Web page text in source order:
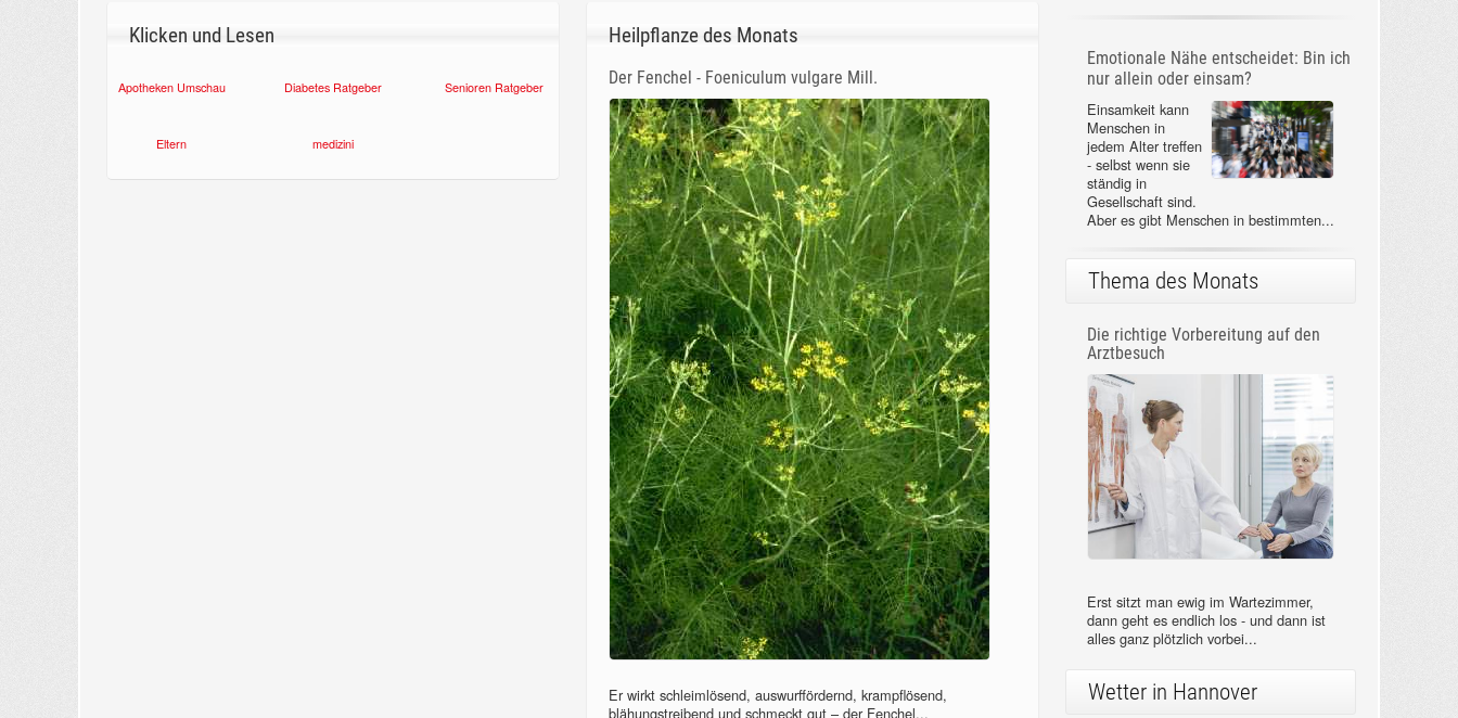
Klicken und Lesen
Apotheken Umschau Diabetes Ratgeber Senioren Ratgeber
Eltern medizini
Heilpflanze des Monats
Der Fenchel - Foeniculum vulgare Mill.
Er wirkt schleimlösend, auswurffördernd, krampflösend,
blähungstreibend und schmeckt gut – der Fenchel...
Emotionale Nähe entscheidet: Bin ich
nur allein oder einsam?
Einsamkeit kann
Menschen in
jedem Alter treffen
- selbst wenn sie
ständig in
Gesellschaft sind.
Aber es gibt Menschen in bestimmten...
Thema des Monats
Die richtige Vorbereitung auf den
Arztbesuch
Erst sitzt man ewig im Wartezimmer,
dann geht es endlich los - und dann ist
alles ganz plötzlich vorbei...
Wetter in Hannover